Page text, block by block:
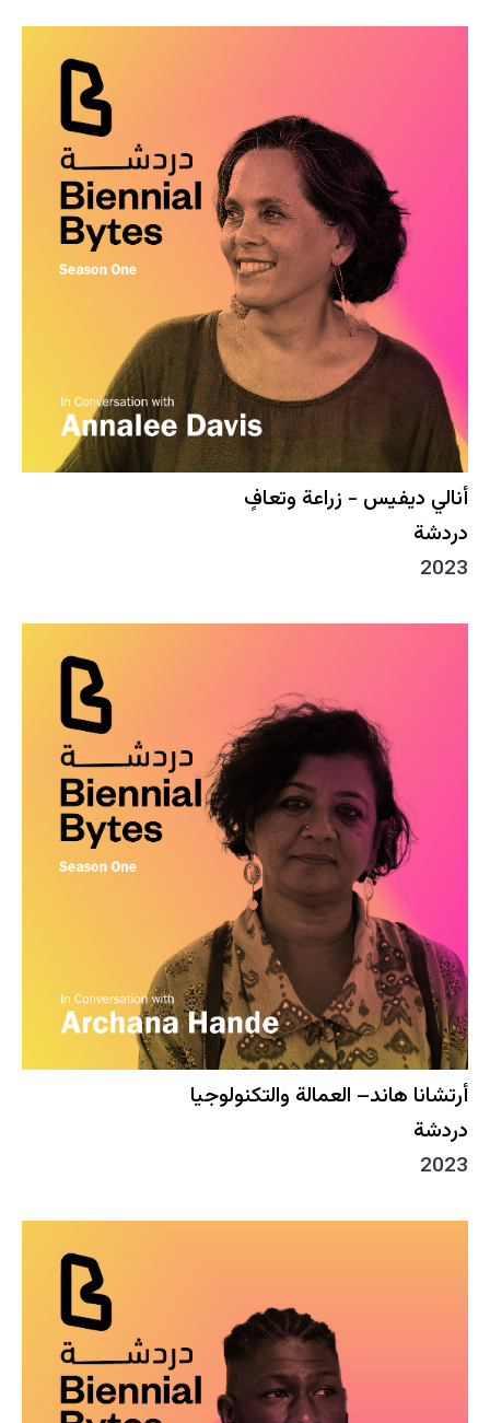
أنالي ديفيس - زراعة وتعافٍ
دردشة
2023
أرتشانا هاند– العمالة والتكنولوجيا
دردشة
2023